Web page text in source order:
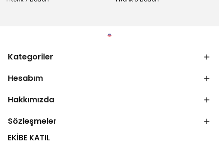
Kategoriler
Hesabım
Hakkımızda
Sözleşmeler
EKİBE KATIL